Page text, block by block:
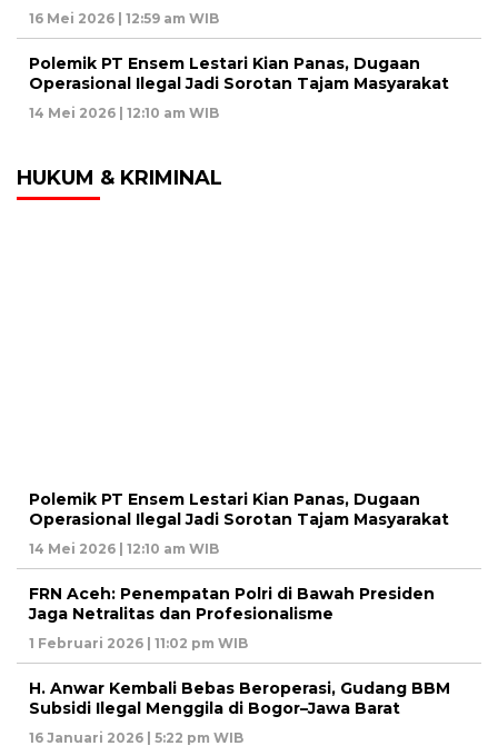
16 Mei 2026 | 12:59 am WIB
Polemik PT Ensem Lestari Kian Panas, Dugaan
Operasional Ilegal Jadi Sorotan Tajam Masyarakat
14 Mei 2026 | 12:10 am WIB
HUKUM & KRIMINAL
Polemik PT Ensem Lestari Kian Panas, Dugaan
Operasional Ilegal Jadi Sorotan Tajam Masyarakat
14 Mei 2026 | 12:10 am WIB
FRN Aceh: Penempatan Polri di Bawah Presiden
Jaga Netralitas dan Profesionalisme
1 Februari 2026 | 11:02 pm WIB
H. Anwar Kembali Bebas Beroperasi, Gudang BBM
Subsidi Ilegal Menggila di Bogor–Jawa Barat
16 Januari 2026 | 5:22 pm WIB